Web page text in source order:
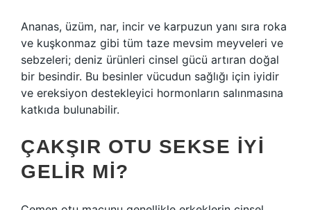
Ananas, üzüm, nar, incir ve karpuzun yanı sıra roka
ve kuşkonmaz gibi tüm taze mevsim meyveleri ve
sebzeleri; deniz ürünleri cinsel gücü artıran doğal
bir besindir. Bu besinler vücudun sağlığı için iyidir
ve ereksiyon destekleyici hormonların salınmasına
katkıda bulunabilir.
ÇAKŞIR OTU SEKSE IYI
GELIR MI?